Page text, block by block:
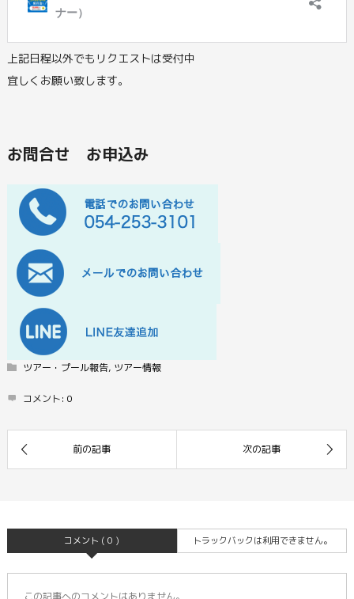
上記日程以外でもリクエストは受付中
宜しくお願い致します。
お問合せ お申込み
ツアー・プール報告, ツアー情報
コメント: 0
コメント ( 0 ) トラックバックは利用できません。
この記事へのコメントはありません。